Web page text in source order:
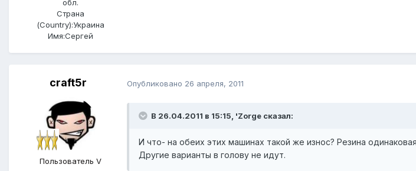
обл.
Страна
(Country):Украина
Имя:Сергей
craft5r
Пользователь V
Опубликовано 26 апреля, 2011
В 26.04.2011 в 15:15, 'Zorge сказал:
И что- на обеих этих машинах такой же износ? Резина
Другие варианты в голову не идут.